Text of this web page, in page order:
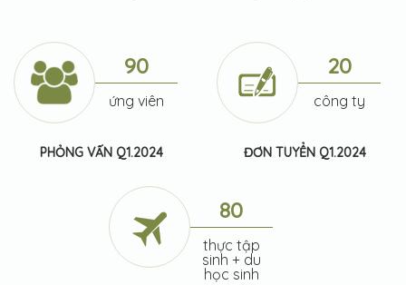
90
ứng viên
PHỎNG VẤN Q1.2024
20
công ty
ĐƠN TUYỂN Q1.2024
80
thực tập
sinh + du
học sinh